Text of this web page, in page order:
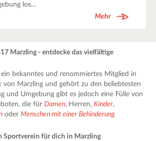
los…
Mehr
Marzling - entdecke das vielfältige
bekanntes und renommiertes Mitglied in
von Marzling und gehört zu den beliebtesten
und Umgebung gibt es jedoch eine Fülle von
die fürDamen, Herren,Kinder,
oderMenschen mit einer Behinderung
Sportverein für dich in Marzling